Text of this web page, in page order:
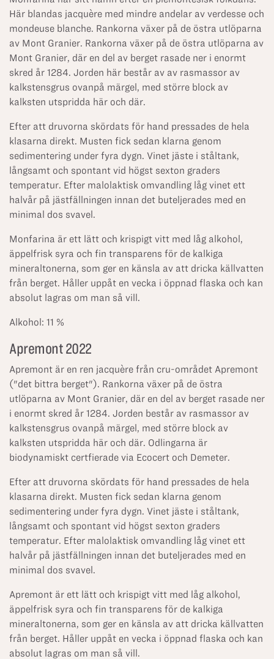
Här blandas jacquère med mindre andelar av verdesse och
mondeuse blanche. Rankorna växer på de östra utlöparna
av Mont Granier. Rankorna växer på de östra utlöparna av
Mont Granier, där en del av berget rasade ner i enormt
skred år 1284. Jorden här består av av rasmassor av
kalkstensgrus ovanpå märgel, med större block av
kalksten utspridda här och där.
Efter att druvorna skördats för hand pressades de hela
klasarna direkt. Musten fick sedan klarna genom
sedimentering under fyra dygn. Vinet jäste i ståltank,
långsamt och spontant vid högst sexton graders
temperatur. Efter malolaktisk omvandling låg vinet ett
halvår på jästfällningen innan det buteljerades med en
minimal dos svavel.
Monfarina är ett lätt och krispigt vitt med låg alkohol,
äppelfrisk syra och fin transparens för de kalkiga
mineraltonerna, som ger en känsla av att dricka källvatten
från berget. Håller uppåt en vecka i öppnad flaska och kan
absolut lagras om man så vill.
Alkohol: 11 %
Apremont 2022
Apremont är en ren jacquère från cru-området Apremont
("det bittra berget"). Rankorna växer på de östra
utlöparna av Mont Granier, där en del av berget rasade ner
i enormt skred år 1284. Jorden består av rasmassor av
kalkstensgrus ovanpå märgel, med större block av
kalksten utspridda här och där. Odlingarna är
biodynamiskt certfierade via Ecocert och Demeter.
Efter att druvorna skördats för hand pressades de hela
klasarna direkt. Musten fick sedan klarna genom
sedimentering under fyra dygn. Vinet jäste i ståltank,
långsamt och spontant vid högst sexton graders
temperatur. Efter malolaktisk omvandling låg vinet ett
halvår på jästfällningen innan det buteljerades med en
minimal dos svavel.
Apremont är ett lätt och krispigt vitt med låg alkohol,
äppelfrisk syra och fin transparens för de kalkiga
mineraltonerna, som ger en känsla av att dricka källvatten
från berget. Håller uppåt en vecka i öppnad flaska och kan
absolut lagras om man så vill.